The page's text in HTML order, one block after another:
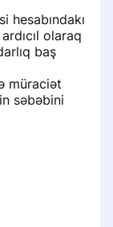
hesabındakı
olaraq
baş
müraciət
səbəbini